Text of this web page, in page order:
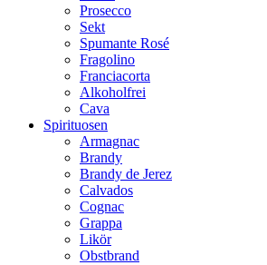
Prosecco
Sekt
Spumante Rosé
Fragolino
Franciacorta
Alkoholfrei
Cava
Spirituosen
Armagnac
Brandy
Brandy de Jerez
Calvados
Cognac
Grappa
Likör
Obstbrand